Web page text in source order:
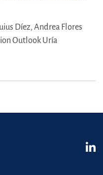
Díez, Andrea Flores
Outlook Uría